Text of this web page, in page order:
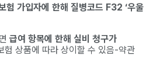
험 가입자에 한해 질병코드 F32 ‘우울
급여 항목에 한해 실비 청구가
험 상품에 따라 상이할 수 있음-약관